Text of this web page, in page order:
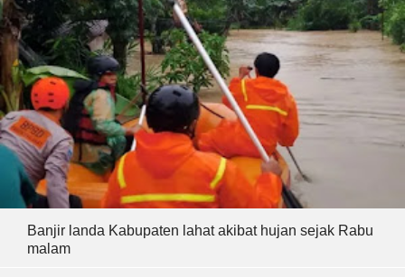
Banjir landa Kabupaten lahat akibat hujan sejak Rabu
malam